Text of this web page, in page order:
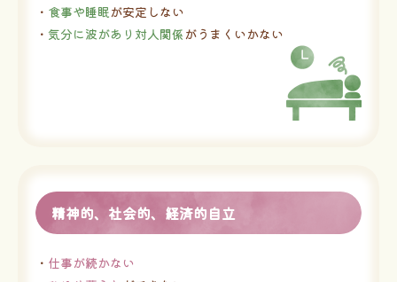
・ 食事や睡眠が安定しない
・ 気分に波があり対人関係がうまくいかない
精神的、社会的、経済的自立
・ 仕事が続かない